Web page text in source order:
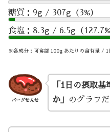
糖質：9g / 307g（3%）
食塩：8.3g / 6.5g（127.7%
※各成分：可食部 100g あたりの含有量 / 1
バーグせんせ
「1日の摂取
か」
のグラフだ